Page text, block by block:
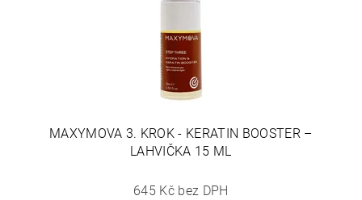
MAXYMOVA 3. KROK - KERATIN BOOSTER –
LAHVIČKA 15 ML
645 Kč bez DPH